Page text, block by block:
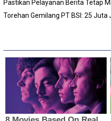
Pastikan Pelayanan Berita Tetap
Torehan Gemilang PT BSI: 25 Juta